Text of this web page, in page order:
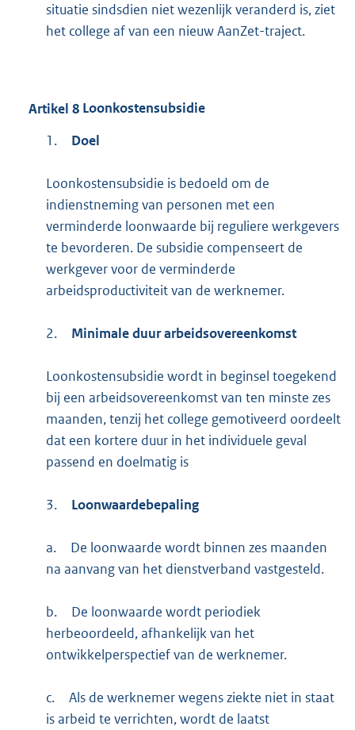
situatie sindsdien niet wezenlijk veranderd is, ziet
het college af van een nieuw AanZet-traject.
Artikel 8 Loonkostensubsidie
1.
Doel
Loonkostensubsidie is bedoeld om de
indienstneming van personen met een
verminderde loonwaarde bij reguliere werkgevers
te bevorderen. De subsidie compenseert de
werkgever voor de verminderde
arbeidsproductiviteit van de werknemer.
2. Minimale duur arbeidsovereenkomst
Loonkostensubsidie wordt in beginsel toegekend
bij een arbeidsovereenkomst van ten minste zes
maanden, tenzij het college gemotiveerd oordeelt
dat een kortere duur in het individuele geval
passend en doelmatig is
3. Loonwaardebepaling
a.
De loonwaarde wordt binnen zes maanden
na aanvang van het dienstverband vastgesteld.
b.
De loonwaarde wordt periodiek
herbeoordeeld, afhankelijk van het
ontwikkelperspectief van de werknemer.
c.
Als de werknemer wegens ziekte niet in staat
is arbeid te verrichten, wordt de laatst